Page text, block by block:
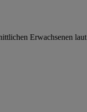
Erwachsenen